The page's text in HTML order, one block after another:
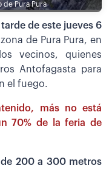
de Pura Pura
de este jueves 6
de Pura Pura, en
vecinos, quienes
Antofagasta para
el fuego.
más no está
70% de la feria de
200 a 300 metros